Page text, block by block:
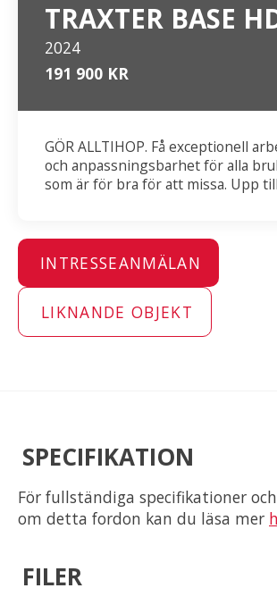
TRAXTER BASE
2024
191 900 KR
GÖR ALLTIHOP. Få exceptionell
och anpassningsbarhet för alla
som är för bra för att missa. Upp
INTRESSEANMÄLAN
LIKNANDE OBJEKT
SPECIFIKATION
För fullständiga specifikationer
om detta fordon kan du läsa mer
FILER